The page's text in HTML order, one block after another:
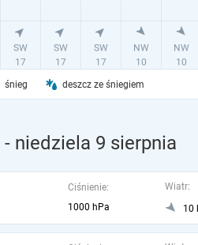
śnieg deszcz ze śniegiem
- niedziela 9 sierpnia
Ciśnienie:
1000 hPa
Wiatr:
10